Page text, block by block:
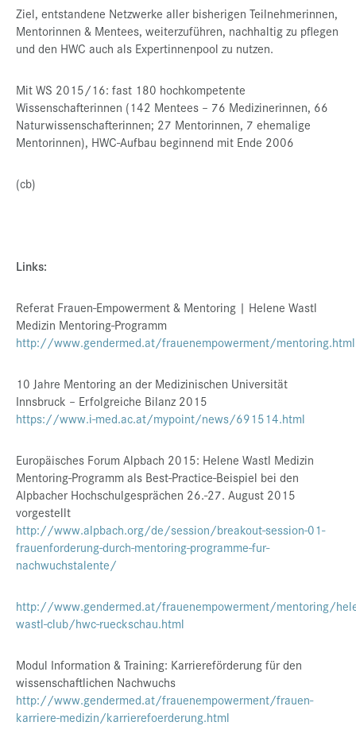
Ziel, entstandene Netzwerke aller bisherigen Teilnehmerinnen,
Mentorinnen & Mentees, weiterzuführen, nachhaltig zu pflegen
und den HWC auch als Expertinnenpool zu nutzen.
Mit WS 2015/16: fast 180 hochkompetente
Wissenschafterinnen (142 Mentees – 76 Medizinerinnen, 66
Naturwissenschafterinnen; 27 Mentorinnen, 7 ehemalige
Mentorinnen), HWC-Aufbau beginnend mit Ende 2006
(cb)
Links:
Referat Frauen-Empowerment & Mentoring | Helene Wastl
Medizin Mentoring-Programm
http://www.gendermed.at/frauenempowerment/mentoring.html
10 Jahre Mentoring an der Medizinischen Universität
Innsbruck – Erfolgreiche Bilanz 2015
https://www.i-med.ac.at/mypoint/news/691514.html
Europäisches Forum Alpbach 2015: Helene Wastl Medizin
Mentoring-Programm als Best-Practice-Beispiel bei den
Alpbacher Hochschulgesprächen 26.-27. August 2015
vorgestellt
http://www.alpbach.org/de/session/breakout-session-01-
frauenforderung-durch-mentoring-programme-fur-
nachwuchstalente/
http://www.gendermed.at/frauenempowerment/mentoring/
wastl-club/hwc-rueckschau.html
Modul Information & Training: Karriereförderung für den
wissenschaftlichen Nachwuchs
http://www.gendermed.at/frauenempowerment/frauen-
karriere-medizin/karrierefoerderung.html